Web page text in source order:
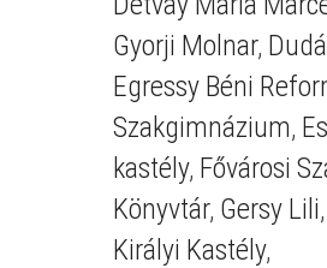
Gyorji Molnar,
Egressy Béni
Szakgimnázium,
kastély, Fővárosi
Könyvtár, Gersy Lili,
Királyi Kastély,